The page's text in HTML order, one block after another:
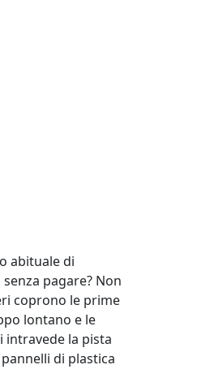
abituale di
pagare? Non
coprono le prime
lontano e le
intravede la pista
di plastica